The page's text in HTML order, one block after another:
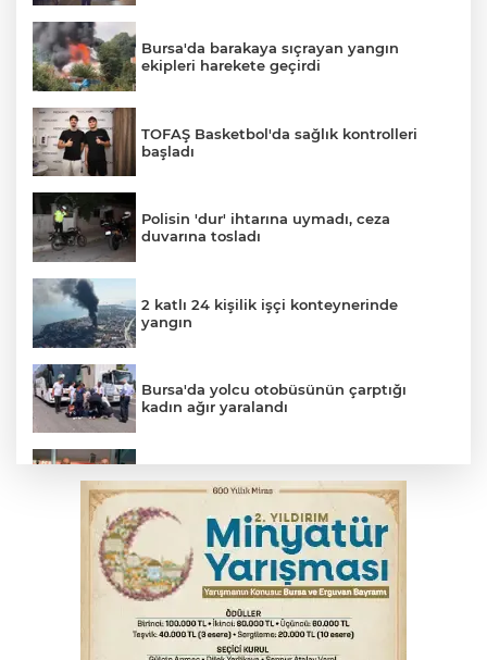
Bursa'da barakaya sıçrayan yangın
ekipleri harekete geçirdi
TOFAŞ Basketbol'da sağlık kontrolleri
başladı
Polisin 'dur' ihtarına uymadı, ceza
duvarına tosladı
2 katlı 24 kişilik işçi konteynerinde
yangın
Bursa'da yolcu otobüsünün çarptığı
kadın ağır yaralandı
sponsoru oldu
Başkan Aydın Osmangazi’nin nabzını
sahada tuttu
Erguvan Bayramı minyatür sanatıyla